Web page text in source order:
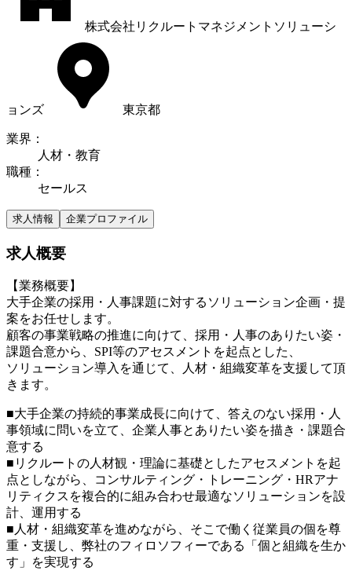
株式会社リクルートマネジメントソリューシ
ョンズ 東京都
業界 ：
人材・教育
職種 ：
セールス
求人情報 企業プロファイル
求人概要
【業務概要】
大手企業の採用・人事課題に対するソリューション企画・提
案をお任せします。
顧客の事業戦略の推進に向けて、採用・人事のありたい姿・
課題合意から、SPI等のアセスメントを起点とした、
ソリューション導入を通じて、人材・組織変革を支援して頂
きます。
■大手企業の持続的事業成長に向けて、答えのない採用・人
事領域に問いを立て、企業人事とありたい姿を描き・課題合
意する
■リクルートの人材観・理論に基礎としたアセスメントを起
点としながら、コンサルティング・トレーニング・HRアナ
リティクスを複合的に組み合わせ最適なソリューションを設
計、運用する
■人材・組織変革を進めながら、そこで働く従業員の個を尊
重・支援し、弊社のフィロソフィーである「個と組織を生か
す」を実現する